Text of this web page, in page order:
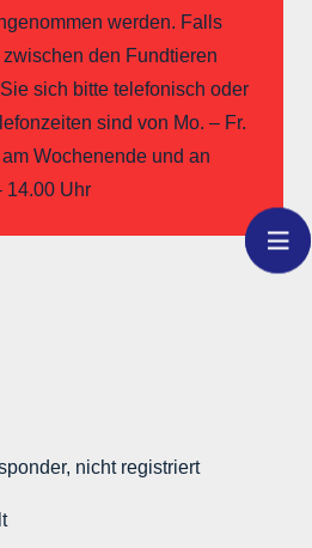
werden. Falls
den Fundtieren
sich bitte telefonisch oder
sind von Mo. – Fr.
Wochenende und an
14.00 Uhr
nicht registriert